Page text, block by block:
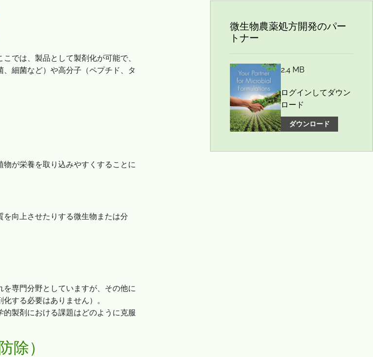
では、製品として製剤化が可能で、
細菌など）や高分子（ペプチド、タ
が栄養を取り込みやすくすることに
向上させたりする微生物または分
専門分野としていますが、その他に
する必要はありません）。
製剤における課題はどのように克服
除）
微生物農薬処方開発のパー
トナー
2.4 MB
ログインしてダウン
ロード
ダウンロード